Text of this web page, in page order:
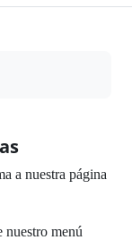
a nuestra página
nuestro menú